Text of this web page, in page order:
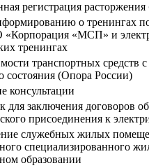
регистрация расторжения
о тренингах
«Корпорация «МСП» и
тренингах
транспортных средств
состояния (Опора России)
консультации
для заключения договоров
присоединения к
служебных жилых
специализированного
образовании